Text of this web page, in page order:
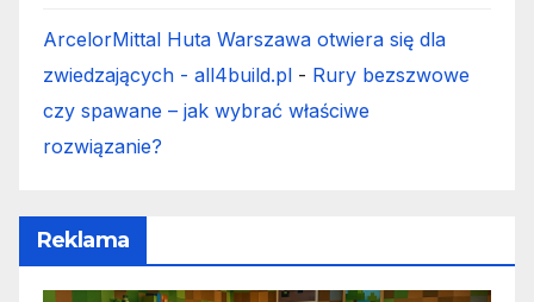
ArcelorMittal Huta Warszawa otwiera się dla
zwiedzających - all4build.pl - Rury bezszwowe
czy spawane – jak wybrać właściwe
rozwiązanie?
Reklama